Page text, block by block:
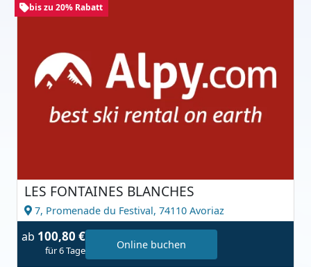
bis zu 20% Rabatt
LES FONTAINES BLANCHES
7, Promenade du Festival, 74110 Avoriaz
ab 100,80 €
für 6 Tage Online buchen